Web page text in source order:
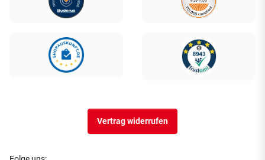
Vertrag widerrufen